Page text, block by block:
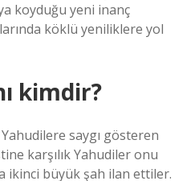
koyduğu yeni inanç
köklü yeniliklere yol
kimdir?
Yahudilere saygı gösteren
karşılık Yahudiler onu
ikinci büyük şah ilan ettiler.